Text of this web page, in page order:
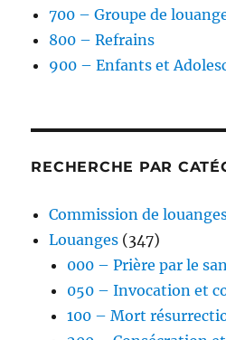
700 – Groupe de
800 – Refrains
900 – Enfants et
RECHERCHE PAR
Commission de
Louanges (347)
000 – Prière par le
050 – Invocation et
100 – Mort